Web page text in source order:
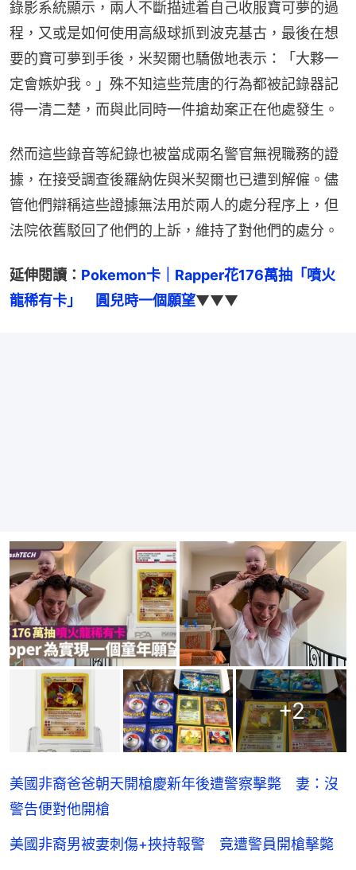
錄影系統顯示，兩人不斷描述着自己收服寶可夢的過
程，又或是如何使用高級球抓到波克基古，最後在想
要的寶可夢到手後，米契爾也驕傲地表示：「大夥一
定會嫉妒我。」殊不知這些荒唐的行為都被記錄器記
得一清二楚，而與此同時一件搶劫案正在他處發生。
然而這些錄音等紀錄也被當成兩名警官無視職務的證
據，在接受調查後羅納佐與米契爾也已遭到解僱。儘
管他們辯稱這些證據無法用於兩人的處分程序上，但
法院依舊駁回了他們的上訴，維持了對他們的處分。
延伸閱讀： Pokemon卡｜Rapper花176萬抽「噴火
龍稀有卡」　圓兒時一個願望▼▼▼
+2
美國非裔爸爸朝天開槍慶新年後遭警察擊斃 妻：沒
警告便對他開槍
美國非裔男被妻刺傷+挾持報警 竟遭警員開槍擊斃